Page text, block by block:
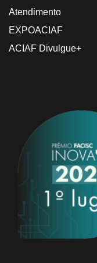
Atendimento
EXPOACIAF
ACIAF Divulgue+